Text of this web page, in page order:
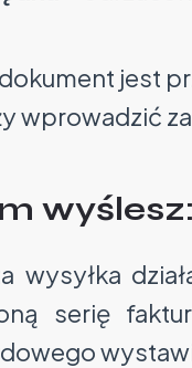
jest
wprowadzić
wysyłka
serię